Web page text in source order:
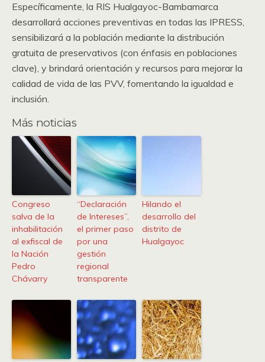
Específicamente, la RIS Hualgayoc-Bambamarca
desarrollará acciones preventivas en todas las IPRESS,
sensibilizará a la población mediante la distribución
gratuita de preservativos (con énfasis en poblaciones
clave), y brindará orientación y recursos para mejorar la
calidad de vida de las PVV, fomentando la igualdad e
inclusión.
Más noticias
Congreso
salva de la
inhabilitación
al exfiscal de
la Nación
Pedro
Chávarry
“Declaración
de Intereses”,
el primer paso
por una
gestión
regional
transparente
Hilando el
desarrollo del
distrito de
Hualgayoc